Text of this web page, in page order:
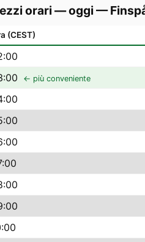
orari — oggi —
(CEST)
:00
:00 ← più conveniente
:00
:00
:00
:00
:00
:00
:00